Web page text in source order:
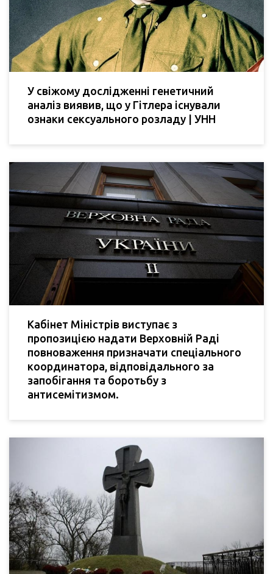
У свіжому дослідженні генетичний
аналіз виявив, що у Гітлера існували
ознаки сексуального розладу | УНН
Кабінет Міністрів виступає з
пропозицією надати Верховній Раді
повноваження призначати спеціального
координатора, відповідального за
запобігання та боротьбу з
антисемітизмом.